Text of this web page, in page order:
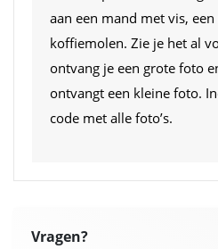
aan een mand met vis,
koffiemolen. Zie je het al
ontvang je een grote foto
ontvangt een kleine foto.
code met alle foto’s.
Vragen?